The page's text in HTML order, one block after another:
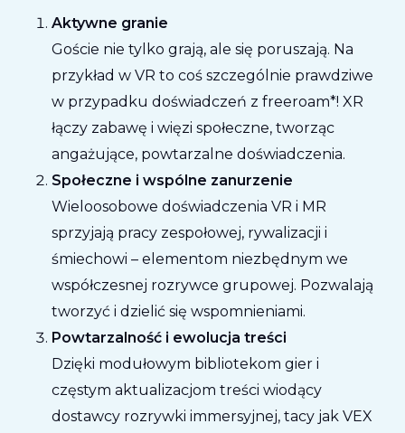
Aktywne granie
Goście nie tylko grają, ale się poruszają. Na
przykład w VR to coś szczególnie prawdziwe
w przypadku doświadczeń z freeroam*! XR
łączy zabawę i więzi społeczne, tworząc
angażujące, powtarzalne doświadczenia.
Społeczne i wspólne zanurzenie
Wieloosobowe doświadczenia VR i MR
sprzyjają pracy zespołowej, rywalizacji i
śmiechowi – elementom niezbędnym we
współczesnej rozrywce grupowej. Pozwalają
tworzyć i dzielić się wspomnieniami.
Powtarzalność i ewolucja treści
Dzięki modułowym bibliotekom gier i
częstym aktualizacjom treści wiodący
dostawcy rozrywki immersyjnej, tacy jak VEX